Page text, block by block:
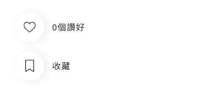
0個讚好
收藏